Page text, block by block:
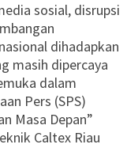
sosial, disrupsi
dihadapkan
masih dipercaya
dalam
Pers (SPS)
Masa Depan”
Caltex Riau